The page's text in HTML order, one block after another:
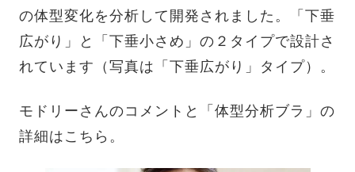
の体型変化を分析して開発されました。「下垂
広がり」と「下垂小さめ」の２タイプで設計さ
れています（写真は「下垂広がり」タイプ）。
モドリーさんのコメントと「体型分析ブラ」の
詳細はこちら。